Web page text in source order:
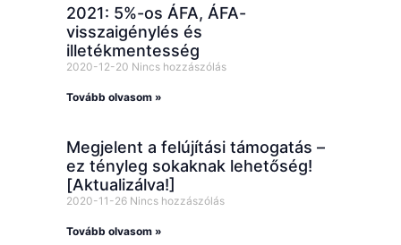
2021: 5%-os ÁFA, ÁFA-
visszaigénylés és
illetékmentesség
2020-12-20 Nincs hozzászólás
Tovább olvasom »
Megjelent a felújítási támogatás –
ez tényleg sokaknak lehetőség!
[Aktualizálva!]
2020-11-26 Nincs hozzászólás
Tovább olvasom »